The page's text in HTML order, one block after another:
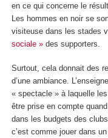
en ce qui concerne le
Les hommes en noir se
visiteuse dans les stades
sociale » des supporters.
Surtout, cela donnait des
d’une ambiance.
« spectacle » à laquelle
être prise en compte
dans les budgets des
c’est comme jouer dans